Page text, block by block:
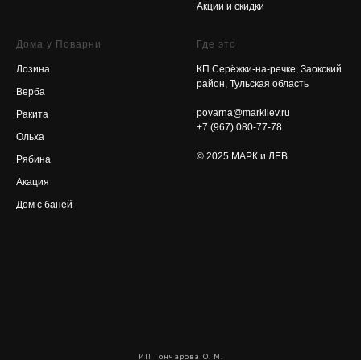
Акции и скидки
Дома у Поварни
Лозина
Верба
Ракита
Ольха
Рябина
Акация
Дом с баней
Где это
КП Серёжки-на-речке, Заокский
район, Тульская область
povarna@markilev.ru
+7 (967) 080-77-78
© 2025 МАРК и ЛЕВ
ИП Гончарова О. М.